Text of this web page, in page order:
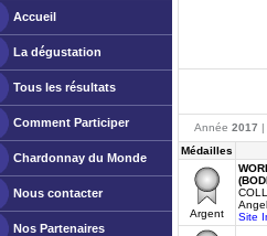
Accueil
La dégustation
Tous les résultats
Comment Participer
Chardonnay du Monde
Nous contacter
Nos Partenaires
Année 2017 |
Médailles
Argent
Site